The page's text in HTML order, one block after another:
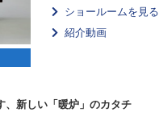
ショールームを見る
紹介動画
、新しい「暖炉」のカタチ